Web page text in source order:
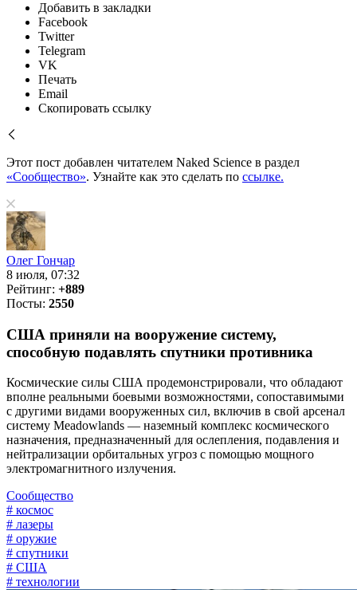
Добавить в закладки
Facebook
Twitter
Telegram
VK
Печать
Email
Скопировать ссылку
Этот пост добавлен читателем Naked Science в раздел
«Сообщество». Узнайте как это сделать по ссылке.
Олег Гончар
8 июля, 07:32
Рейтинг: +889
Посты: 2550
США приняли на вооружение систему,
способную подавлять спутники противника
Космические силы США продемонстрировали, что обладают
вполне реальными боевыми возможностями, сопоставимыми
с другими видами вооруженных сил, включив в свой арсенал
систему Meadowlands — наземный комплекс космического
назначения, предназначенный для ослепления, подавления и
нейтрализации орбитальных угроз с помощью мощного
электромагнитного излучения.
Сообщество
# космос
# лазеры
# оружие
# спутники
# США
# технологии